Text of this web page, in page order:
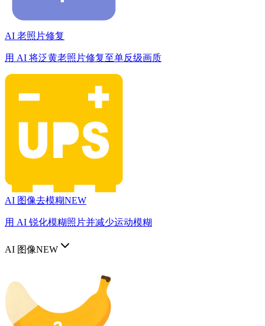
AI 老照片修复
用 AI 将泛黄老照片修复至单反级画质
AI 图像去模糊NEW
用 AI 锐化模糊照片并减少运动模糊
AI 图像NEW